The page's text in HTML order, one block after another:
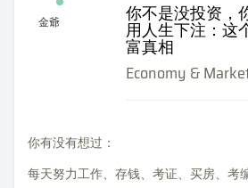
金爺 你不是没投资，
用人生下注：这
富真相
Economy &
你有没有想过：
每天努力工作、存钱、考证、买房、